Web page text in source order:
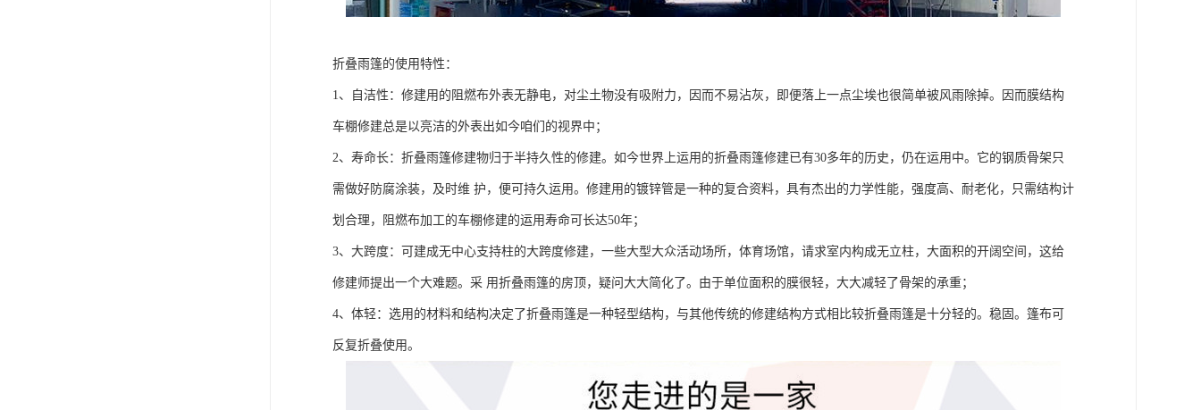
折叠雨篷的使用特性：
1、自洁性：修建用的阻燃布外表无静电，对尘土物没有吸附力，因而不易沾灰，即便落上一点尘埃也很简单被风雨除掉。因而膜结构
车棚修建总是以亮洁的外表出如今咱们的视界中；
2、寿命长：折叠雨篷修建物归于半持久性的修建。如今世界上运用的折叠雨篷修建已有30多年的历史，仍在运用中。它的钢质骨架只
需做好防腐涂装，及时维 护，便可持久运用。修建用的镀锌管是一种的复合资料，具有杰出的力学性能，强度高、耐老化，只需结构计
划合理，阻燃布加工的车棚修建的运用寿命可长达50年；
3、大跨度：可建成无中心支持柱的大跨度修建，一些大型大众活动场所，体育场馆，请求室内构成无立柱，大面积的开阔空间，这给
修建师提出一个大难题。采 用折叠雨篷的房顶，疑问大大简化了。由于单位面积的膜很轻，大大减轻了骨架的承重；
4、体轻：选用的材料和结构决定了折叠雨篷是一种轻型结构，与其他传统的修建结构方式相比较折叠雨篷是十分轻的。稳固。篷布可
反复折叠使用。